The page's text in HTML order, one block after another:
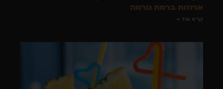
ארוזות ברמת גורמה
קרא עוד »